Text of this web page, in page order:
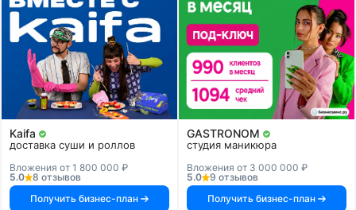
Kaifa
доставка суши и роллов
Вложения от 1 800 000 ₽
5.0
8 отзывов
Получить бизнес-план
GASTRONOM
студия маникюра
Вложения от 3 000 000 ₽
5.0
9 отзывов
Получить бизнес-план